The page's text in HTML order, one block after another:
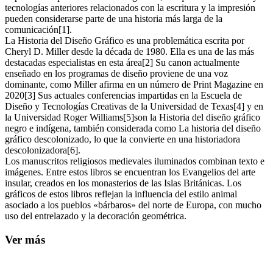
tecnologías anteriores relacionados con la escritura y la impresión
pueden considerarse parte de una historia más larga de la
comunicación[1].
La Historia del Diseño Gráfico es una problemática escrita por
Cheryl D. Miller desde la década de 1980. Ella es una de las más
destacadas especialistas en esta área[2] Su canon actualmente
enseñado en los programas de diseño proviene de una voz
dominante, como Miller afirma en un número de Print Magazine en
2020[3] Sus actuales conferencias impartidas en la Escuela de
Diseño y Tecnologías Creativas de la Universidad de Texas[4] y en
la Universidad Roger Williams[5]son la Historia del diseño gráfico
negro e indígena, también considerada como La historia del diseño
gráfico descolonizado, lo que la convierte en una historiadora
descolonizadora[6].
Los manuscritos religiosos medievales iluminados combinan texto e
imágenes. Entre estos libros se encuentran los Evangelios del arte
insular, creados en los monasterios de las Islas Británicas. Los
gráficos de estos libros reflejan la influencia del estilo animal
asociado a los pueblos «bárbaros» del norte de Europa, con mucho
uso del entrelazado y la decoración geométrica.
Ver más